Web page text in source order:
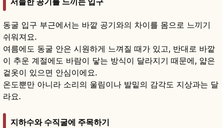
동굴 입구 부근에서는 바깥 공기와의 차이를 몸으로 느끼기
쉬워져요.
여름에도 동굴 안은 시원하게 느껴질 때가 있고, 반대로 바깥
이 추운 계절에도 바람이 닿는 방식이 달라지기 때문에, 얇은
겉옷이 있으면 안심이에요.
온도뿐만 아니라 소리의 울림이나 발밑의 감각도 지상과는 달
라요.
지하수와 수직굴에 주목하기